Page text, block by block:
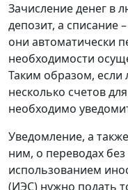
Зачисление денег в
депозит, а списание
они автоматически
необходимости
Таким образом, если
несколько счетов
необходимо
Уведомление, а
ним, о переводах без
использованием
(ИЭС) нужно подать